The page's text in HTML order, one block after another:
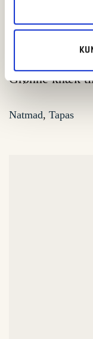
Grønne knæk
Natmad, Tapas